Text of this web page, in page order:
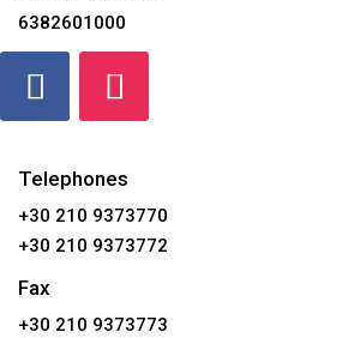
6382601000
Telephones
+30 210 9373770
+30 210 9373772
Fax
+30 210 9373773